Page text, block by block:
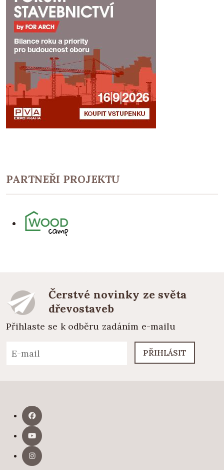
PARTNEŘI PROJEKTU
Čerstvé novinky ze světa
dřevostaveb
Přihlaste se k odběru zadáním e-mailu
PŘIHLÁSIT